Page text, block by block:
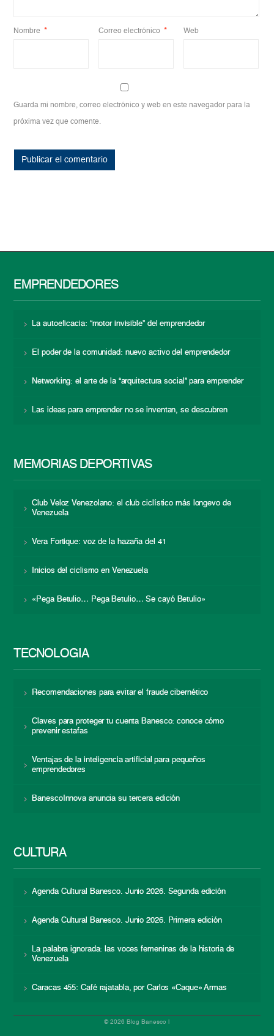
Nombre * Correo electrónico * Web
Guarda mi nombre, correo electrónico y web en este navegador para la
próxima vez que comente.
EMPRENDEDORES
La autoeficacia: “motor invisible” del emprendedor
El poder de la comunidad: nuevo activo del emprendedor
Networking: el arte de la “arquitectura social” para emprender
Las ideas para emprender no se inventan, se descubren
MEMORIAS DEPORTIVAS
Club Veloz Venezolano: el club ciclístico más longevo de
Venezuela
Vera Fortique: voz de la hazaña del 41
Inicios del ciclismo en Venezuela
«Pega Betulio… Pega Betulio… Se cayó Betulio»
TECNOLOGÍA
Recomendaciones para evitar el fraude cibernético
Claves para proteger tu cuenta Banesco: conoce cómo
prevenir estafas
Ventajas de la inteligencia artificial para pequeños
emprendedores
BanescoInnova anuncia su tercera edición
CULTURA
Agenda Cultural Banesco. Junio 2026. Segunda edición
Agenda Cultural Banesco. Junio 2026. Primera edición
La palabra ignorada: las voces femeninas de la historia de
Venezuela
Caracas 455: Café rajatabla, por Carlos «Caque» Armas
© 2026 Blog Banesco |